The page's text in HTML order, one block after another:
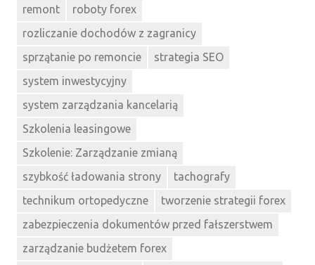
remont
roboty forex
rozliczanie dochodów z zagranicy
sprzątanie po remoncie
strategia SEO
system inwestycyjny
system zarządzania kancelarią
Szkolenia leasingowe
Szkolenie: Zarządzanie zmianą
szybkość ładowania strony
tachografy
technikum ortopedyczne
tworzenie strategii forex
zabezpieczenia dokumentów przed fałszerstwem
zarządzanie budżetem forex